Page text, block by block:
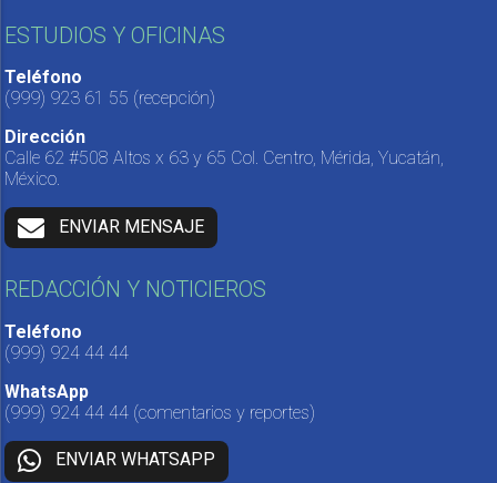
ESTUDIOS Y OFICINAS
Teléfono
(999) 923 61 55 (recepción)
Dirección
Calle 62 #508 Altos x 63 y 65 Col. Centro, Mérida, Yucatán,
México.
ENVIAR MENSAJE
REDACCIÓN Y NOTICIEROS
Teléfono
(999) 924 44 44
WhatsApp
(999) 924 44 44 (comentarios y reportes)
ENVIAR WHATSAPP